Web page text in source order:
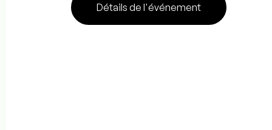
Détails de l'événement